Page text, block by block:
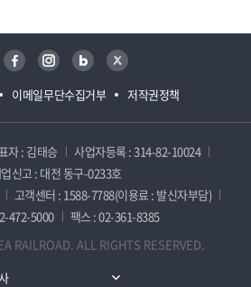
이메일무단수집거부 저작권정책
페이스북 인스타그램 블로그 트위터
자 : 김태승
사업자등록 : 314-82-10024
신고 : 대전 동구-0233호
고객센터 : 1588-7788(이용료 : 발신자부담)
472-5000
팩스 : 02-361-8385
RAILROAD. ALL RIGHTS RESERVED.